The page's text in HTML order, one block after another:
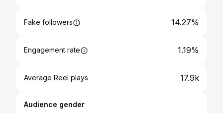
Fake followers 14.27%
Engagement rate 1.19%
Average Reel plays 17.9k
Audience gender